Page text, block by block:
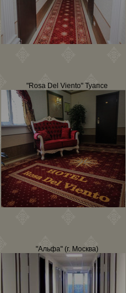
"Rosa Del Viento" Туапсе
"Альфа" (г. Москва)